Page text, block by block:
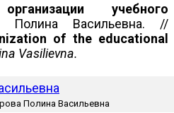
учебного
Полина Васильевна. //
of the educational
Vasilievna.
Полина Васильевна